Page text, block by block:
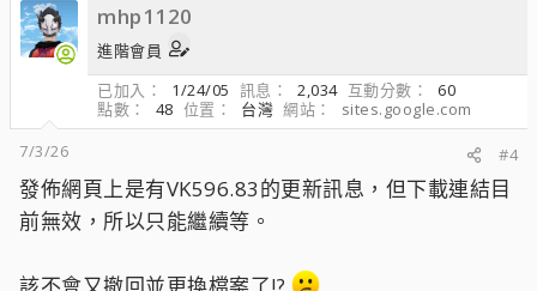
mhp1120
進階會員
已加入
1/24/05 訊息 2,034 互動分數
60
點數
48 位置 台灣 網站
sites.google.com
7/3/26
#4
發佈網頁上是有VK596.83的更新訊息，但下載連結目
前無效，所以只能繼續等。